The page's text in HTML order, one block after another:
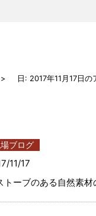
日: 2017年11月17日 の
ブログ
11/17
トーブのある自然素材